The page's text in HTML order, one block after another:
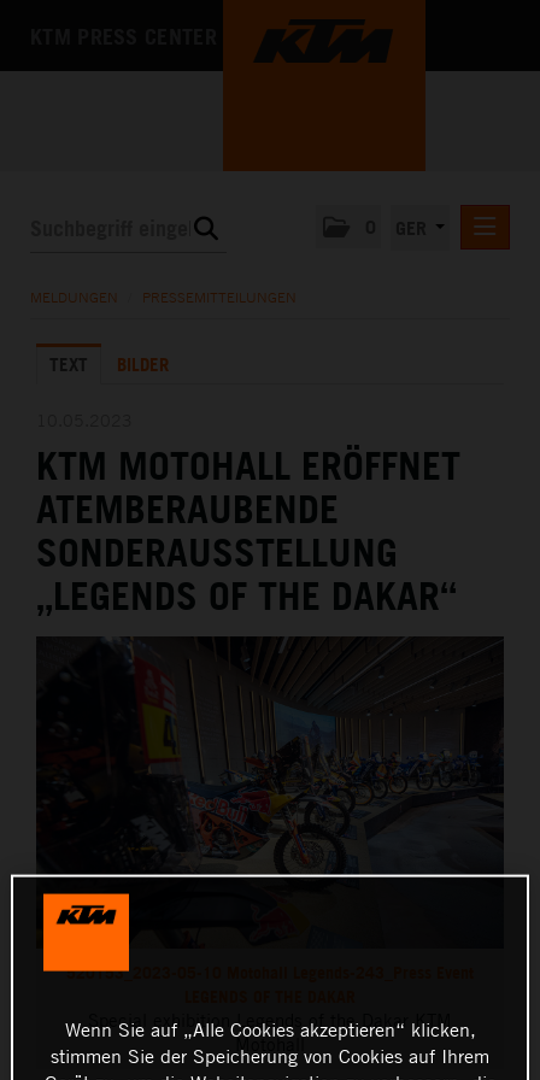
MEDIA
MELDUNGEN PRESSEMITTEILUNGEN
TEXT BILDER
KTM MOTOHALL ERÖFFNET
ATEMBERAUBENDE
SONDERAUSSTELLUNG
„LEGENDS OF THE DAKAR“
520153_2023-05-10 Motohall Legends-243_Press Event
Special exhibition Legends of the Dakar KTM
Motohall
Wenn Sie auf „Alle Cookies akzeptieren“ klicken,
stimmen Sie der Speicherung von Cookies auf Ihrem